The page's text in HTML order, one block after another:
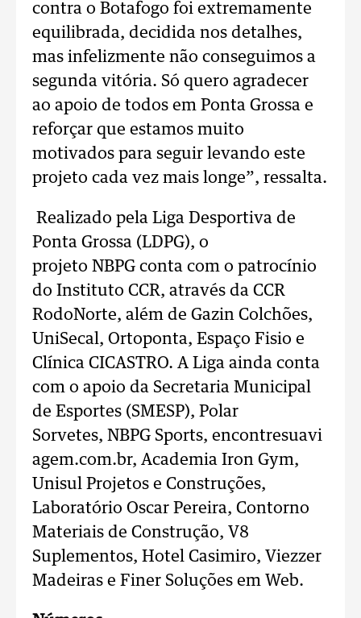
contra o Botafogo foi extremamente
equilibrada, decidida nos detalhes,
mas infelizmente não conseguimos a
segunda vitória. Só quero agradecer
ao apoio de todos em Ponta Grossa e
reforçar que estamos muito
motivados para seguir levando este
projeto cada vez mais longe”, ressalta.
Realizado pela Liga Desportiva de
Ponta Grossa (LDPG), o
projeto NBPG conta com o patrocínio
do Instituto CCR, através da CCR
RodoNorte, além de Gazin Colchões,
UniSecal, Ortoponta, Espaço Fisio e
Clínica CICASTRO. A Liga ainda conta
com o apoio da Secretaria Municipal
de Esportes (SMESP), Polar
Sorvetes, NBPG Sports, encontresuavi
agem.com.br, Academia Iron Gym,
Unisul Projetos e Construções,
Laboratório Oscar Pereira, Contorno
Materiais de Construção, V8
Suplementos, Hotel Casimiro, Viezzer
Madeiras e Finer Soluções em Web.